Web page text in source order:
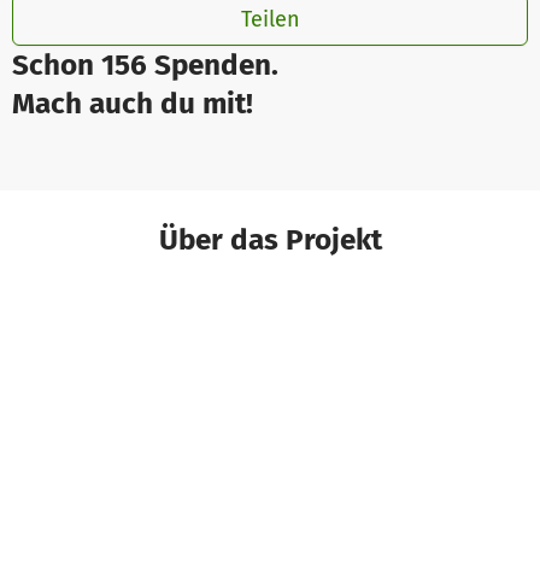
Schon 156 Spenden.
Mach auch du mit!
Teilen
Über das Projekt